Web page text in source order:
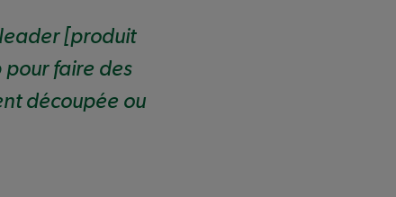
[produit
faire des
découpée ou